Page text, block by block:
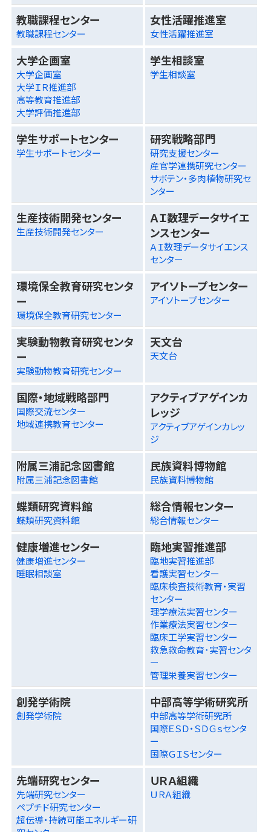
教職課程センター
教職課程センター
女性活躍推進室
女性活躍推進室
大学企画室
大学企画室
大学ＩＲ推進部
高等教育推進部
大学評価推進部
学生相談室
学生相談室
学生サポートセンター
学生サポートセンター
研究戦略部門
研究支援センター
産官学連携研究センター
サボテン・多肉植物研究セ
ンター
生産技術開発センター
生産技術開発センター
ＡＩ数理データサイエ
ンスセンター
ＡＩ数理データサイエンス
センター
環境保全教育研究センタ
ー
環境保全教育研究センター
アイソトープセンター
アイソトープセンター
実験動物教育研究センタ
ー
実験動物教育研究センター
天文台
天文台
国際・地域戦略部門
国際交流センター
地域連携教育センター
アクティブアゲインカ
レッジ
アクティブアゲインカレッ
ジ
附属三浦記念図書館
附属三浦記念図書館
民族資料博物館
民族資料博物館
蝶類研究資料館
蝶類研究資料館
総合情報センター
総合情報センター
健康増進センター
健康増進センター
睡眠相談室
臨地実習推進部
臨地実習推進部
看護実習センター
臨床検査技術教育・実習
センター
理学療法実習センター
作業療法実習センター
臨床工学実習センター
救急救命教育･実習センタ
ー
管理栄養実習センター
創発学術院
創発学術院
中部高等学術研究所
中部高等学術研究所
国際ＥＳＤ・ＳＤＧｓセンタ
ー
国際ＧＩＳセンター
先端研究センター
先端研究センター
ペプチド研究センター
超伝導・持続可能エネルギー研
ＵＲＡ組織
ＵＲＡ組織